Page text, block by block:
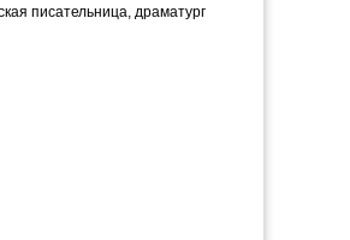
писательница, драматург